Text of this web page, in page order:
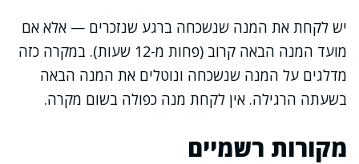
יש לקחת את המנה שנשכחה ברגע שנזכרים — אלא אם
מועד המנה הבאה קרוב (פחות מ-12 שעות). במקרה כזה
מדלגים על המנה שנשכחה ונוטלים את המנה הבאה
בשעתה הרגילה. אין לקחת מנה כפולה בשום מקרה.
מקורות רשמיים